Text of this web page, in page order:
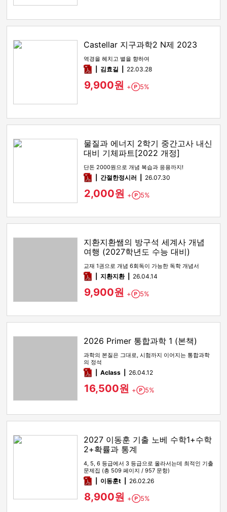
Castellar 지구과학2 N제 2023
역경을 헤치고 별을 향하여
pdf김효길 22.03.28
9,900원 + Point
5%
물질과 에너지 2학기 중간고사 내신
대비 기체파트[2022 개정]
단돈 2000원으로 개념 복습과 응용까지!
pdf간절한정시러 26.07.30
2,000원 + Point
5%
지환지환쌤의 방구석 세계사 개념
여행 (2027학년도 수능 대비)
교재 1권으로 개념 6회독이 가능한 독학 개념서
pdf지환지환 26.04.14
9,900원 + Point
5%
2026 Primer 통합과학 1 (본책)
과학의 본질은 그대로, 시험까지 이어지는 통합과학
의 정석
pdfAclass 26.04.12
16,500원 + Point
5%
2027 이동훈 기출 노베 수학1+수학
2+확률과 통계
4, 5, 6 등급에서 3 등급으로 올라서는데 최적인 기출
문제집 (총 509 페이지 / 957 문항)
pdf이동훈t 26.02.26
8,900원 + Point
5%